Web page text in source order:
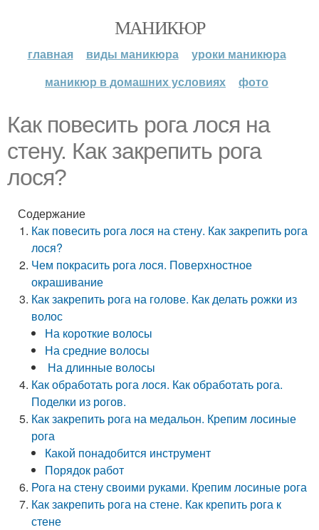
МАНИКЮР
главная виды маникюра
уроки маникюра
маникюр в домашних условиях
фото
Как повесить рога лося на
стену. Как закрепить рога
лося?
Содержание
Как повесить рога лося на стену. Как закрепить рога
лося?
Чем покрасить рога лося. Поверхностное
окрашивание
Как закрепить рога на голове. Как делать рожки из
волос
На короткие волосы
На средние волосы
На длинные волосы
Как обработать рога лося. Как обработать рога.
Поделки из рогов.
Как закрепить рога на медальон. Крепим лосиные
рога
Какой понадобится инструмент
Порядок работ
Рога на стену своими руками. Крепим лосиные рога
Как закрепить рога на стене. Как крепить рога к
стене